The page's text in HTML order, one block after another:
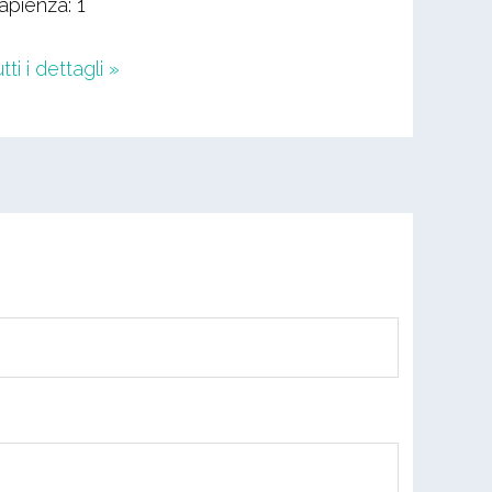
1
i dettagli »